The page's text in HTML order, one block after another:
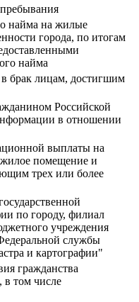
найма на жилые
города, по итогам
найма
брак лицам, достигшим
Российской
в отношении
выплаты на
жилое помещение и
трех или более
по городу, филиал
учреждения
службы
и картографии"
гражданства
в том числе